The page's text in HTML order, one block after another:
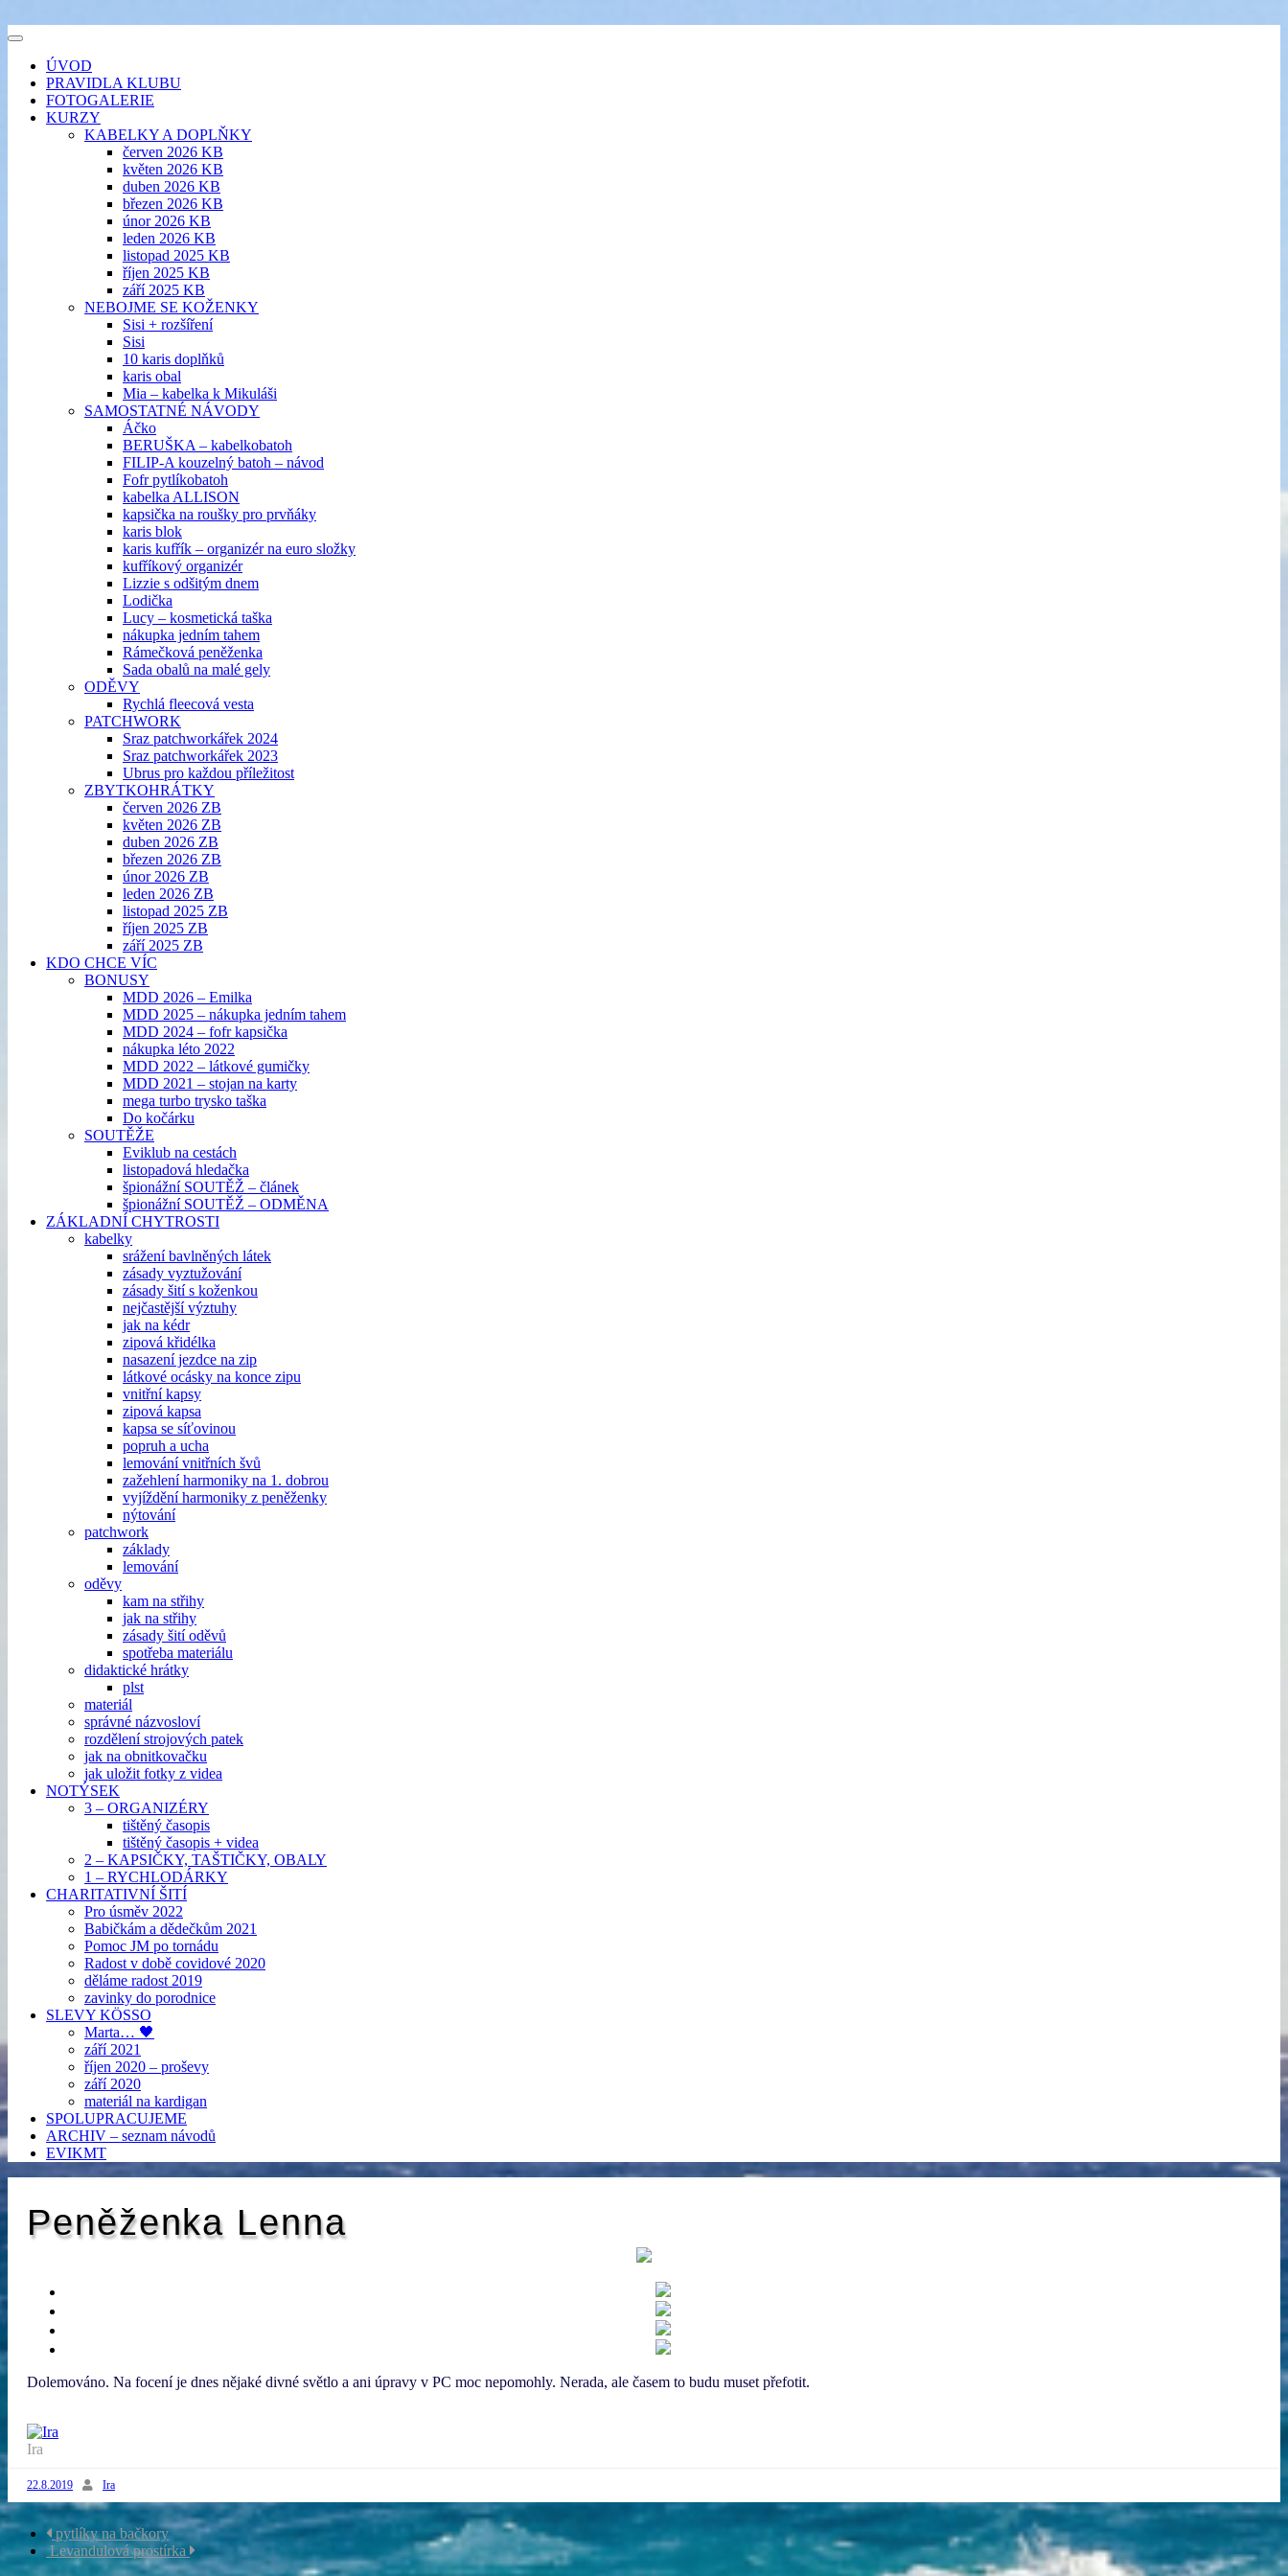
k
webuEVIKLUB
šicí klub
Toggle
navigation
ÚVOD
PRAVIDLA KLUBU
FOTOGALERIE
KURZY
KABELKY A DOPLŇKY
červen 2026 KB
květen 2026 KB
duben 2026 KB
březen 2026 KB
únor 2026 KB
leden 2026 KB
listopad 2025 KB
říjen 2025 KB
září 2025 KB
NEBOJME SE KOŽENKY
Sisi + rozšíření
Sisi
10 karis doplňků
karis obal
Mia – kabelka k Mikuláši
SAMOSTATNÉ NÁVODY
Áčko
BERUŠKA – kabelkobatoh
FILIP-A kouzelný batoh – návod
Fofr pytlíkobatoh
kabelka ALLISON
kapsička na roušky pro prvňáky
karis blok
karis kufřík – organizér na euro složky
kufříkový organizér
Lizzie s odšitým dnem
Lodička
Lucy – kosmetická taška
nákupka jedním tahem
Rámečková peněženka
Sada obalů na malé gely
ODĚVY
Rychlá fleecová vesta
PATCHWORK
Sraz patchworkářek 2024
Sraz patchworkářek 2023
Ubrus pro každou příležitost
ZBYTKOHRÁTKY
červen 2026 ZB
květen 2026 ZB
duben 2026 ZB
březen 2026 ZB
únor 2026 ZB
leden 2026 ZB
listopad 2025 ZB
říjen 2025 ZB
září 2025 ZB
KDO CHCE VÍC
BONUSY
MDD 2026 – Emilka
MDD 2025 – nákupka jedním tahem
MDD 2024 – fofr kapsička
nákupka léto 2022
MDD 2022 – látkové gumičky
MDD 2021 – stojan na karty
mega turbo trysko taška
Do kočárku
SOUTĚŽE
Eviklub na cestách
listopadová hledačka
špionážní SOUTĚŽ – článek
špionážní SOUTĚŽ – ODMĚNA
ZÁKLADNÍ CHYTROSTI
kabelky
srážení bavlněných látek
zásady vyztužování
zásady šití s koženkou
nejčastější výztuhy
jak na kédr
zipová křidélka
nasazení jezdce na zip
látkové ocásky na konce zipu
vnitřní kapsy
zipová kapsa
kapsa se síťovinou
popruh a ucha
lemování vnitřních švů
zažehlení harmoniky na 1. dobrou
vyjíždění harmoniky z peněženky
nýtování
patchwork
základy
lemování
oděvy
kam na střihy
jak na střihy
zásady šití oděvů
spotřeba materiálu
didaktické hrátky
plst
materiál
správné názvosloví
rozdělení strojových patek
jak na obnitkovačku
jak uložit fotky z videa
NOTÝSEK
3 – ORGANIZÉRY
tištěný časopis
tištěný časopis + videa
2 – KAPSIČKY, TAŠTIČKY, OBALY
1 – RYCHLODÁRKY
CHARITATIVNÍ ŠITÍ
Pro úsměv 2022
Babičkám a dědečkům 2021
Pomoc JM po tornádu
Radost v době covidové 2020
děláme radost 2019
zavinky do porodnice
SLEVY KÖSSO
Marta… 🖤
září 2021
říjen 2020 – proševy
září 2020
materiál na kardigan
SPOLUPRACUJEME
ARCHIV – seznam návodů
EVIKMT
Peněženka Lenna
Dolemováno. Na focení je dnes nějaké divné světlo a ani úpravy v PC moc nepomohly. Nerada, ale časem to budu muset přefotit.
Ira
22.8.2019 Ira
Navigace
příspěvku
pytlíky na bačkory
Levandulová prostírka